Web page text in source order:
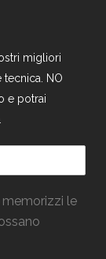
migliori
NO
e potrai
le